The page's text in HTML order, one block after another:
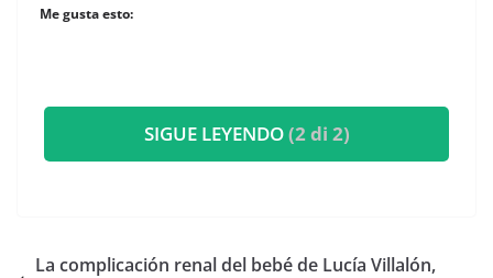
Me gusta esto:
SIGUE LEYENDO(2 di 2)
​La complicación renal del bebé de Lucía Villalón,